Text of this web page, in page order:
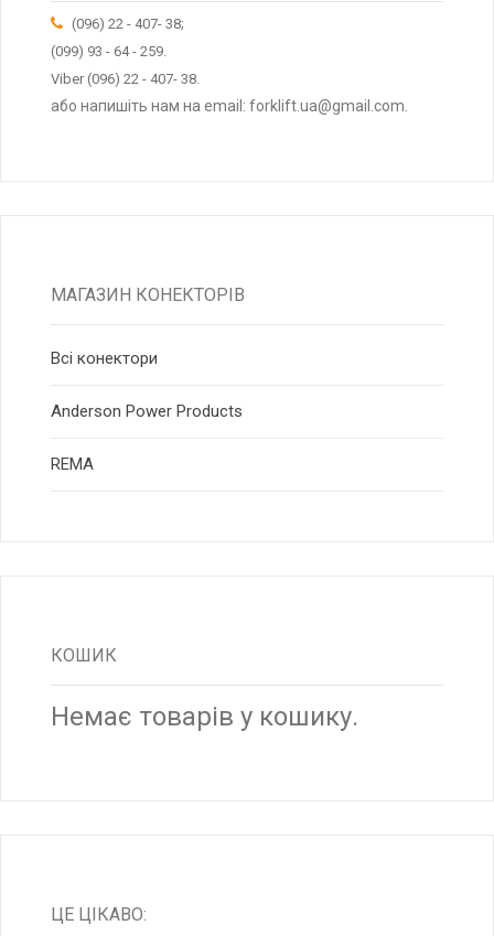
(096) 22 - 407- 38;
(099) 93 - 64 - 259.
Viber (096) 22 - 407- 38.
або напишіть нам на email: forklift.ua@gmail.com.
МАГАЗИН КОНЕКТОРІВ
Всі конектори
Anderson Power Products
RЕМА
КОШИК
Немає товарів у кошику.
ЦЕ ЦІКАВО: